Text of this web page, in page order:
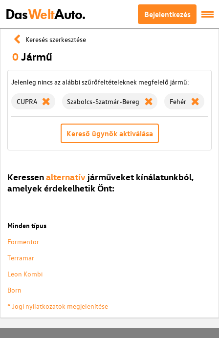
DasWeltAuto. Bejelentkezés
Keresés szerkesztése
0Jármű
Jelenleg nincs az alábbi szűrőfeltételeknek megfelelő jármű:
CUPRA Szabolcs-Szatmár-Bereg Fehér
Kereső ügynök aktiválása
Keressenalternatív járműveket kínálatunkból,
amelyek érdekelhetik Önt:
Minden típus
Formentor
Terramar
Leon Kombi
Born
* Jogi nyilatkozatok megjelenítése